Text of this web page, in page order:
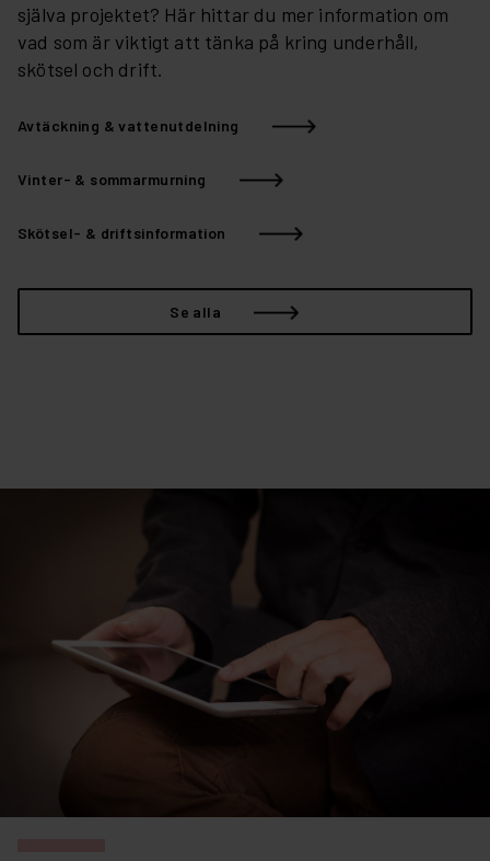
själva projektet? Här hittar du mer information om
vad som är viktigt att tänka på kring underhåll,
skötsel och drift.
Avtäckning & vattenutdelning
Vinter- & sommarmurning
Skötsel- & driftsinformation
Se alla